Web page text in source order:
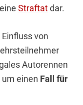
Straftatdar.
von
Autorennen
einen Fall für